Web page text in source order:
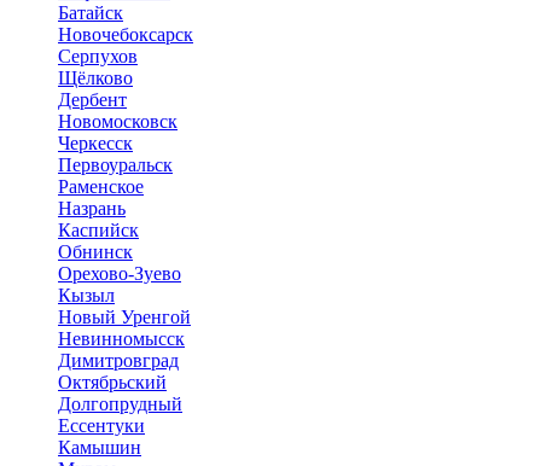
Батайск
Новочебоксарск
Серпухов
Щёлково
Дербент
Новомосковск
Черкесск
Первоуральск
Раменское
Назрань
Каспийск
Обнинск
Орехово-Зуево
Кызыл
Новый Уренгой
Невинномысск
Димитровград
Октябрьский
Долгопрудный
Ессентуки
Камышин